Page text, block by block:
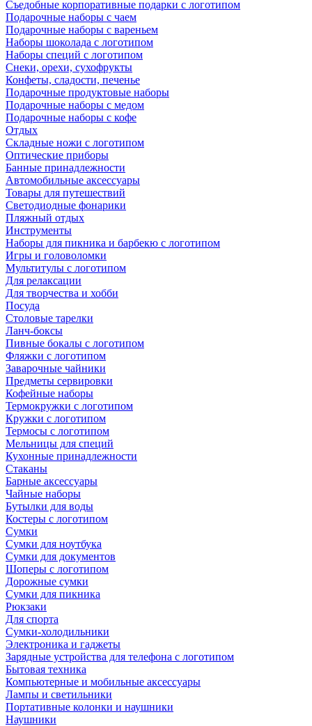
Съедобные корпоративные подарки с логотипом
Подарочные наборы с чаем
Подарочные наборы с вареньем
Наборы шоколада с логотипом
Наборы специй с логотипом
Снеки, орехи, сухофрукты
Конфеты, сладости, печенье
Подарочные продуктовые наборы
Подарочные наборы с медом
Подарочные наборы с кофе
Отдых
Складные ножи с логотипом
Оптические приборы
Банные принадлежности
Автомобильные аксессуары
Товары для путешествий
Светодиодные фонарики
Пляжный отдых
Инструменты
Наборы для пикника и барбекю с логотипом
Игры и головоломки
Мультитулы с логотипом
Для релаксации
Для творчества и хобби
Посуда
Столовые тарелки
Ланч-боксы
Пивные бокалы с логотипом
Фляжки с логотипом
Заварочные чайники
Предметы сервировки
Кофейные наборы
Термокружки с логотипом
Кружки с логотипом
Термосы с логотипом
Мельницы для специй
Кухонные принадлежности
Стаканы
Барные аксессуары
Чайные наборы
Бутылки для воды
Костеры с логотипом
Сумки
Сумки для ноутбука
Сумки для документов
Шоперы с логотипом
Дорожные сумки
Сумки для пикника
Рюкзаки
Для спорта
Сумки-холодильники
Электроника и гаджеты
Зарядные устройства для телефона с логотипом
Бытовая техника
Компьютерные и мобильные аксессуары
Лампы и светильники
Портативные колонки и наушники
Наушники